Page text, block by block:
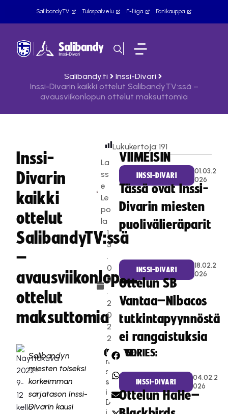
SalibandyTV Tulospalvelu F-liiga Fanikauppa
Salibandy.fi
Inssi-Divari
Inssi-Divarin kaikki ottelut SalibandyTV:ssä –
avausviikonlopun ottelut maksuttomia
Inssi-
Divarin
kaikki
ottelut
SalibandyTV:ssä
–
avausviikonlopun
ottelut
maksuttomia
La
ss
e
Le
po
la
1
5
.
0
9
.
2
0
2
2
Lukukertoja:191
Salibandyn
miesten toiseksi
korkeimman
sarjatason Inssi-
Divarin kausi
CATEGORIES:
I
n
s
s
i-
D
i
SHARE:
VIIMEISIN
INSSI-DIVARI
01.03.2
026
Tässä ovat Inssi-
Divarin miesten
puolivälieräparit
INSSI-DIVARI
18.02.2
026
Ottelun SB
Vantaa–Nibacos
tutkintapyynnöstä
ei rangaistuksia
INSSI-DIVARI
04.02.2
026
Ottelun HaHe–